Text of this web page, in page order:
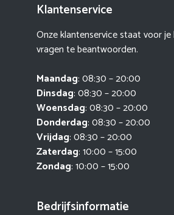
Klantenservice
Onze klantenservice staat voor
vragen te beantwoorden.
Maandag: 08:30 – 20:00
Dinsdag: 08:30 – 20:00
Woensdag: 08:30 – 20:00
Donderdag: 08:30 – 20:00
Vrijdag: 08:30 – 20:00
Zaterdag: 10:00 – 15:00
Zondag: 10:00 – 15:00
Bedrijfsinformatie